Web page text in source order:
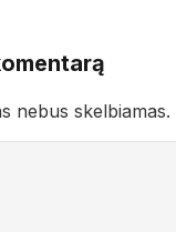
nebus skelbiamas.